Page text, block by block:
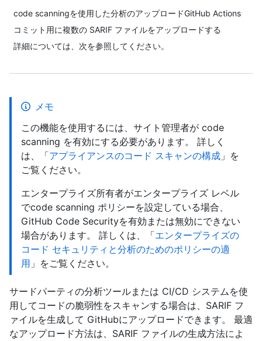
code scanningを使用した分析のアップロードGitHub Actions
コミット用に複数の SARIF ファイルをアップロードする
詳細については、次を参照してください。
メモ
この機能を使用するには、サイト管理者が code
scanning を有効にする必要があります。 詳しく
は、「アプライアンスのコード スキャンの構成 」を
ご覧ください。
エンタープライズ所有者がエンタープライズ レベル
でcode scanning ポリシーを設定している場合、
GitHub Code Securityを有効または無効にできない
場合があります。 詳しくは、「エンタープライズの
コード セキュリティと分析のためのポリシーの適
用 」をご覧ください。
サードパーティの分析ツールまたは CI/CD システムを使
用してコードの脆弱性をスキャンする場合は、SARIF フ
ァイルを生成して GitHubにアップロードできます。 最適
なアップロード方法は、SARIF ファイルの生成方法によ